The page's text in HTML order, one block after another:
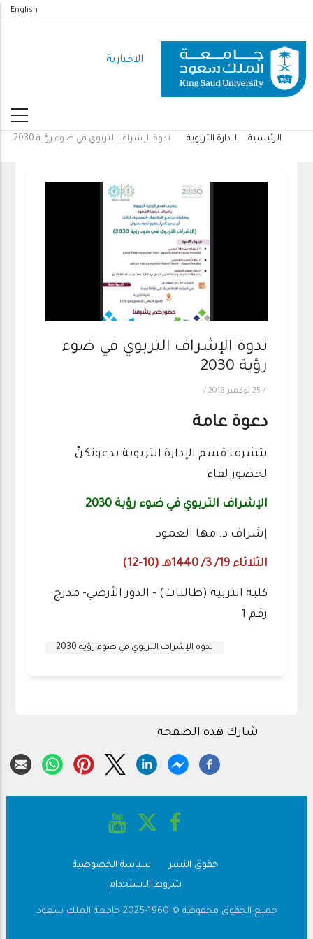
المحتوى
الرئيسي
English
الاخبارية
الرئيسية الادارة التربوية ندوة الإشراف التربوي في ضوء رؤية 2030
ندوة الإشراف التربوي في ضوء
رؤية 2030
/ 25 نوفمبر 2018 /
دعوة عامة
يتشرف قسم الإدارة التربوية بدعوتكنّ
لحضور لقاء
الإشراف التربوي في ضوء رؤية 2030
إشراف د. مها العمود
الثلاثاء 19/ 3/ 1440هـ (10-12)
كلية التربية (طالبات) - الدور الأرضي- مدرج
رقم 1
ندوة الإشراف التربوي في ضوء رؤية 2030
شارك هذه الصفحة
حقوق النشر
سياسة الخصوصية
شروط الاستخدام
جميع الحقوق محفوظة © 1960-2025 جامعة الملك سعود